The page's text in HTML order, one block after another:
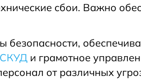
сбои. Важно
и грамотное
от различных